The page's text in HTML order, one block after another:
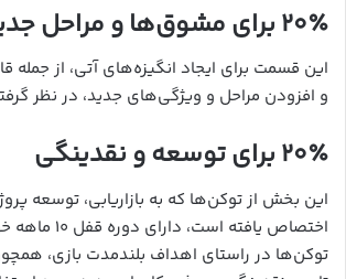
۲۰٪ برای مشوق‌ها و مراحل جدید
این قسمت برای ایجاد انگیزه‌های آتی، از جمله
و افزودن مراحل و ویژگی‌های جدید، در نظر
۲۰٪ برای توسعه و نقدینگی
این بخش از توکن‌ها که به بازاریابی، توسعه
اختصاص یافته
توکن‌ها در راستای اهداف بلندمدت بازی،